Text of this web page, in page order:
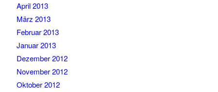
April 2013
März 2013
Februar 2013
Januar 2013
Dezember 2012
November 2012
Oktober 2012